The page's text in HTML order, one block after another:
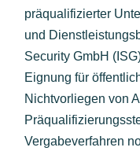
präqualifizierter
und
Security GmbH
Eignung für
Nichtvorliegen von
Vergabeverfahren